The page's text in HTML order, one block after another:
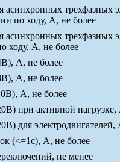
трехфазных
по ходу, А, не более
трехфазных
ходу, А, не более
А, не более
А, не более
А, не более
при активной нагрузке,
для электродвигателей,
(<=1c), А, не более
не менее